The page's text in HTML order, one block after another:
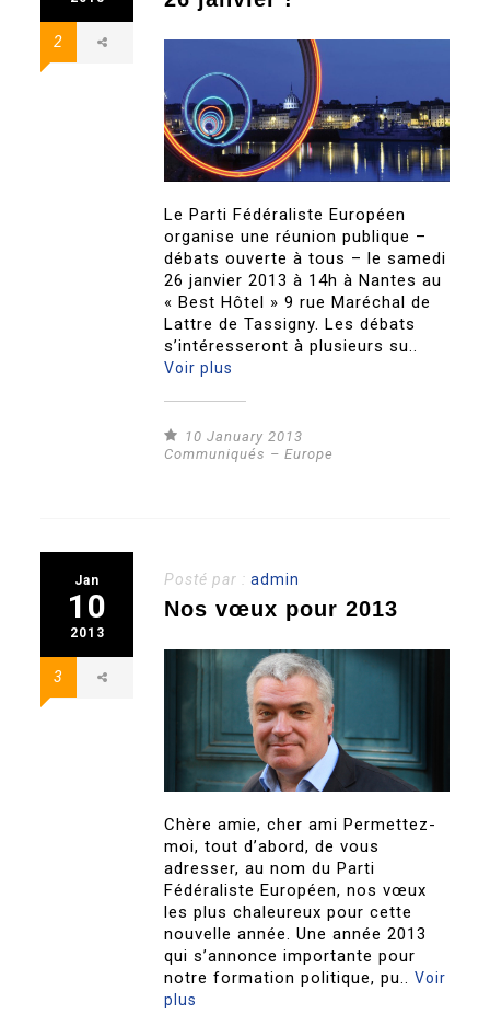
2
Le Parti Fédéraliste Européen
organise une réunion publique –
débats ouverte à tous – le samedi
26 janvier 2013 à 14h à Nantes au
« Best Hôtel » 9 rue Maréchal de
Lattre de Tassigny. Les débats
s’intéresseront à plusieurs su..
Voir plus
10 January 2013
Communiqués – Europe
Jan
10
2013
3
Posté par :admin
Nos vœux pour 2013
Chère amie, cher ami Permettez-
moi, tout d’abord, de vous
adresser, au nom du Parti
Fédéraliste Européen, nos vœux
les plus chaleureux pour cette
nouvelle année. Une année 2013
qui s’annonce importante pour
notre formation politique, pu..Voir
plus